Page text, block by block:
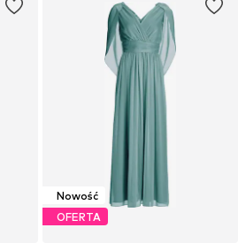
Nowość
OFERTA